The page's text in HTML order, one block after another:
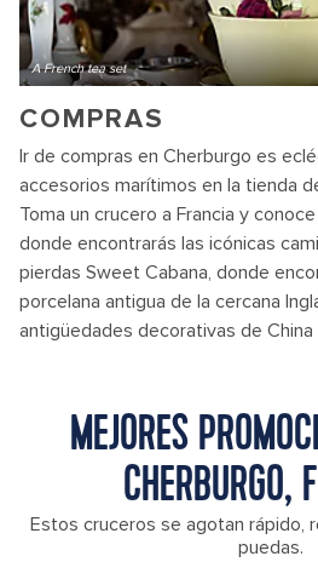
A French tea set
COMPRAS
Ir de compras en Cherburgo es
accesorios marítimos en la tienda
Toma un crucero a Francia y
donde encontrarás las icónicas
pierdas Sweet Cabana, donde
porcelana antigua de la cercana
antigüedades decorativas de China
MEJORES
CHERBURGO,
Estos cruceros se agotan rápido,
puedas.